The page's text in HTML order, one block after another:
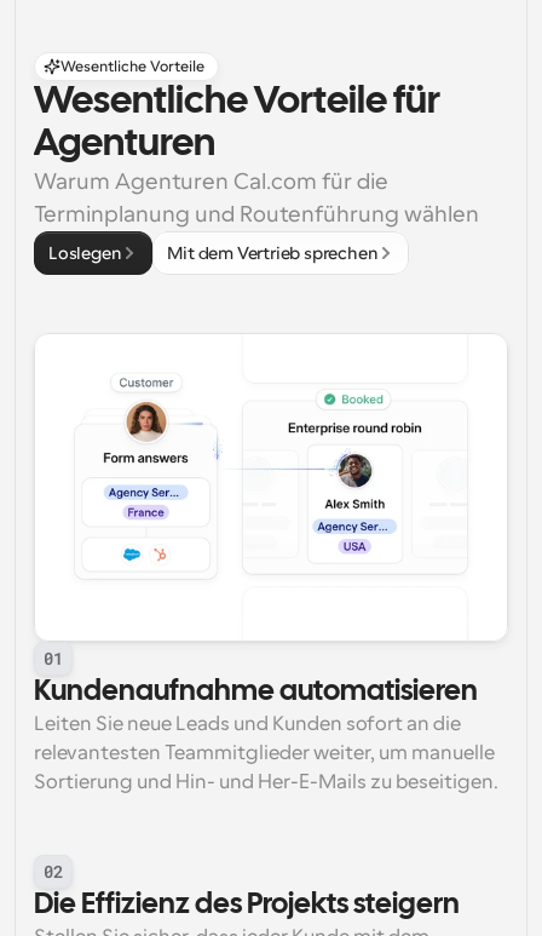
Wesentliche Vorteile
Wesentliche Vorteile für
Agenturen
Warum Agenturen Cal.com für die
Terminplanung und Routenführung wählen
Loslegen Mit dem Vertrieb sprechen
01
Kundenaufnahme automatisieren
Leiten Sie neue Leads und Kunden sofort an die
relevantesten Teammitglieder weiter, um manuelle
Sortierung und Hin- und Her-E-Mails zu beseitigen.
02
Die Effizienz des Projekts steigern